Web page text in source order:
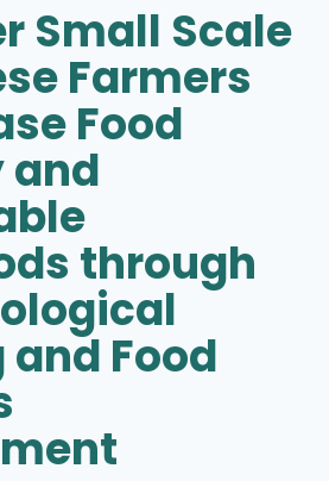
Small Scale
Farmers
Food
and
through
Food